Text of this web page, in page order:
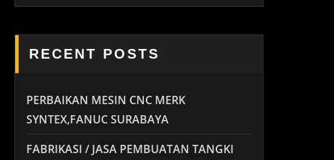
RECENT POSTS
PERBAIKAN MESIN CNC MERK
SYNTEX,FANUC SURABAYA
FABRIKASI / JASA PEMBUATAN TANGKI